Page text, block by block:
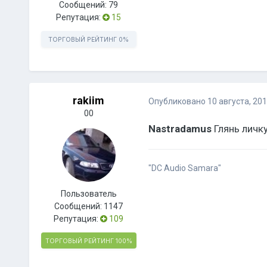
Сообщений: 79
Репутация:
15
ТОРГОВЫЙ РЕЙТИНГ 0%
rakiim
00
Пользователь
Сообщений: 1147
Репутация:
109
ТОРГОВЫЙ РЕЙТИНГ 100%
Опубликовано 10 августа,
NastradamusГлянь
"DC Audio Samara"